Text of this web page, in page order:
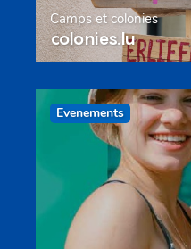
Camps et colonies
colonies.lu
Evenements